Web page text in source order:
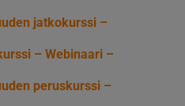
jatkokurssi –
– Webinaari –
peruskurssi –